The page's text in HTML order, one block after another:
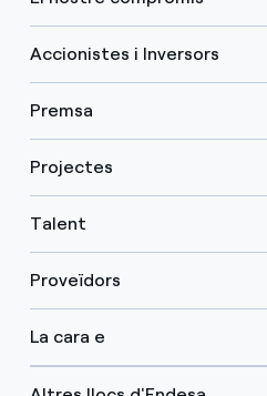
Accionistes i Inversors
Premsa
Projectes
Talent
Proveïdors
La cara e